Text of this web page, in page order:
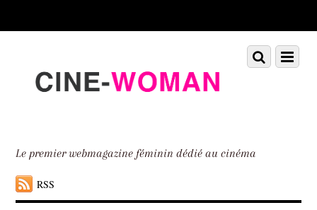
down
Le premier webmagazine féminin dédié au cinéma
RSS
Menu
Scroll
down